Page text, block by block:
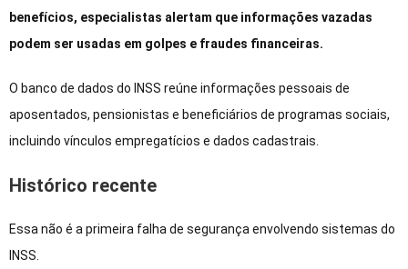
benefícios, especialistas alertam que informações vazadas
podem ser usadas em golpes e fraudes financeiras.
O banco de dados do INSS reúne informações pessoais de
aposentados, pensionistas e beneficiários de programas sociais,
incluindo vínculos empregatícios e dados cadastrais.
Histórico recente
Essa não é a primeira falha de segurança envolvendo sistemas do
INSS.